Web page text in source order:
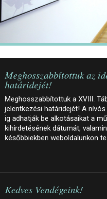
Meghosszabbítottuk az
határidejét!
Meghosszabbítottuk a XVIII.
jelentkezési határidejét! A
ig adhatják be alkotásaikat a
kihirdetésének dátumát,
későbbiekben weboldalunkon
Kedves Vendégeink!